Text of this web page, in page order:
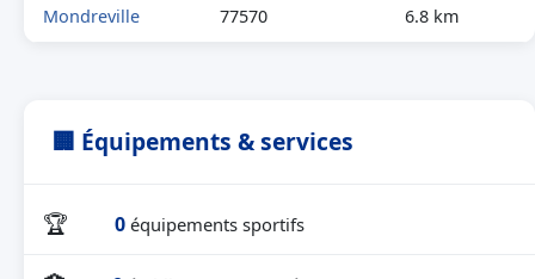
Mondreville 77570 6.8 km
🏢 Équipements & services
🏆 0 équipements sportifs